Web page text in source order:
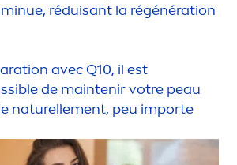
réduisant la régénération
avec Q10, il est
de maintenir votre peau
naturellement, peu importe